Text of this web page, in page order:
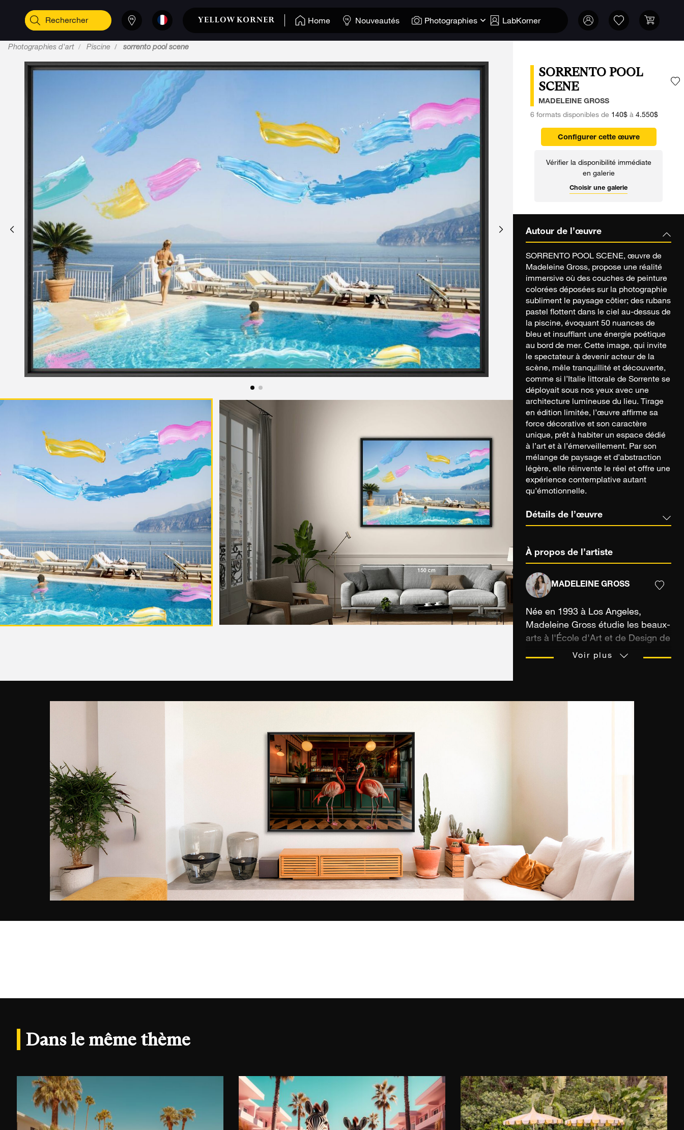
Home Nouveautés Photographies LabKorner
Photographies d'art Piscine sorrento pool scene
SORRENTO POOL
SCENE
MADELEINE GROSS
6 formats disponibles de 140$à 4.550$
Configurer cette œuvre
Vérifier la disponibilité immédiate
en galerie
Choisir une galerie
Autour de l’œuvre
SORRENTO POOL SCENE, œuvre de
Madeleine Gross, propose une réalité
immersive où des couches de peinture
colorées déposées sur la photographie
subliment le paysage côtier; des rubans
pastel flottent dans le ciel au-dessus de
la piscine, évoquant 50 nuances de
bleu et insufflant une énergie poétique
au bord de mer. Cette image, qui invite
le spectateur à devenir acteur de la
scène, mêle tranquillité et découverte,
comme si l’Italie littorale de Sorrente se
déployait sous nos yeux avec une
architecture lumineuse du lieu. Tirage
en édition limitée, l’œuvre affirme sa
force décorative et son caractère
unique, prêt à habiter un espace dédié
à l’art et à l’émerveillement. Par son
mélange de paysage et d’abstraction
légère, elle réinvente le réel et offre une
expérience contemplative autant
qu’émotionnelle.
Détails de l’œuvre
À propos de l’artiste
MADELEINE GROSS
Née en 1993 à Los Angeles,
Madeleine Gross étudie les beaux-
arts à l'École d'Art et de Design de
l'Ontario (Toronto). Spécialisée en
la réalité de la photographie avec
l’art abstrait, l’artiste offre aux
spectateurs une façon plus ludique
et joyeuse de voir le monde.
Voir plus
Dans le même thème